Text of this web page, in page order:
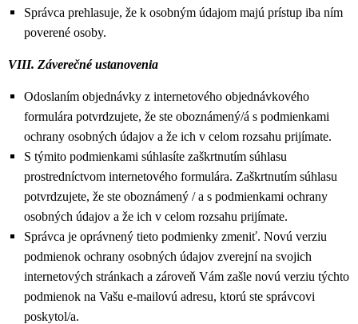
Správca prehlasuje, že k osobným údajom majú prístup iba ním
poverené osoby.
VIII. Záverečné ustanovenia
Odoslaním objednávky z internetového objednávkového
formulára potvrdzujete, že ste oboznámený/á s podmienkami
ochrany osobných údajov a že ich v celom rozsahu prijímate.
S týmito podmienkami súhlasíte zaškrtnutím súhlasu
prostredníctvom internetového formulára. Zaškrtnutím súhlasu
potvrdzujete, že ste oboznámený / a s podmienkami ochrany
osobných údajov a že ich v celom rozsahu prijímate.
Správca je oprávnený tieto podmienky zmeniť. Novú verziu
podmienok ochrany osobných údajov zverejní na svojich
internetových stránkach a zároveň Vám zašle novú verziu týchto
podmienok na Vašu e-mailovú adresu, ktorú ste správcovi
poskytol/a.